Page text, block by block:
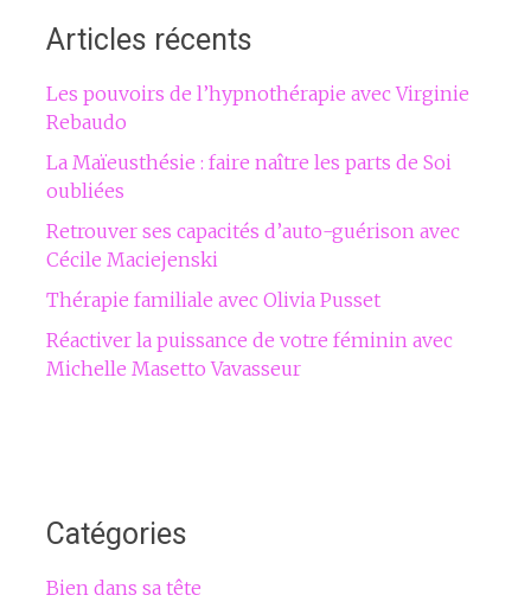
Articles récents
Les pouvoirs de l’hypnothérapie avec Virginie
Rebaudo
La Maïeusthésie : faire naître les parts de Soi
oubliées
Retrouver ses capacités d’auto-guérison avec
Cécile Maciejenski
Thérapie familiale avec Olivia Pusset
Réactiver la puissance de votre féminin avec
Michelle Masetto Vavasseur
Catégories
Bien dans sa tête